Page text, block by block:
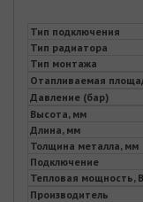
Тип подключения
Тип радиатора
Тип монтажа
Отапливаемая
Давление (бар)
Высота, мм
Длина, мм
Толщина металла, мм
Подключение
Тепловая мощность,
Производитель